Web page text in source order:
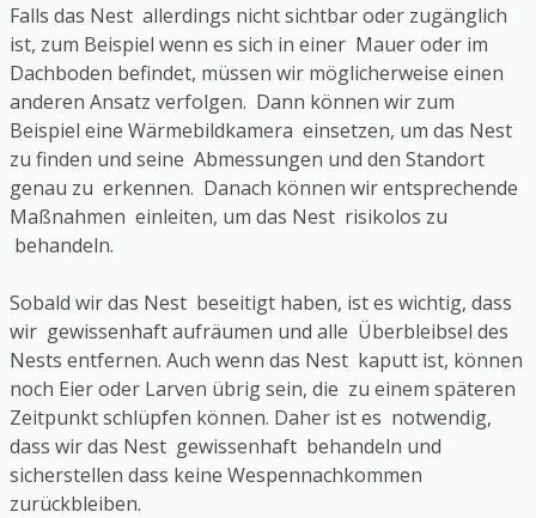
Falls das Nest allerdings nicht sichtbar oder zugänglich
ist, zum Beispiel wenn es sich in einer Mauer oder im
Dachboden befindet, müssen wir möglicherweise einen
anderen Ansatz verfolgen. Dann können wir zum
Beispiel eine Wärmebildkamera einsetzen, um das Nest
zu finden und seine Abmessungen und den Standort
genau zu erkennen. Danach können wir entsprechende
Maßnahmen einleiten, um das Nest risikolos zu
behandeln.
Sobald wir das Nest beseitigt haben, ist es wichtig, dass
wir gewissenhaft aufräumen und alle Überbleibsel des
Nests entfernen. Auch wenn das Nest kaputt ist, können
noch Eier oder Larven übrig sein, die zu einem späteren
Zeitpunkt schlüpfen können. Daher ist es notwendig,
dass wir das Nest gewissenhaft behandeln und
sicherstellen dass keine Wespennachkommen
zurückbleiben.